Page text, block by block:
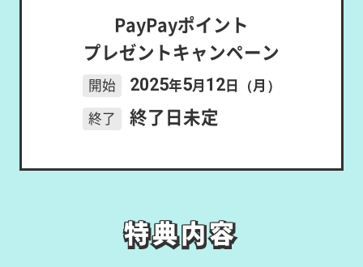
PayPayポイント
プレゼントキャンペーン
開始 2025年5月12日（月）
終了
終了日未定
特典内容
特典内容